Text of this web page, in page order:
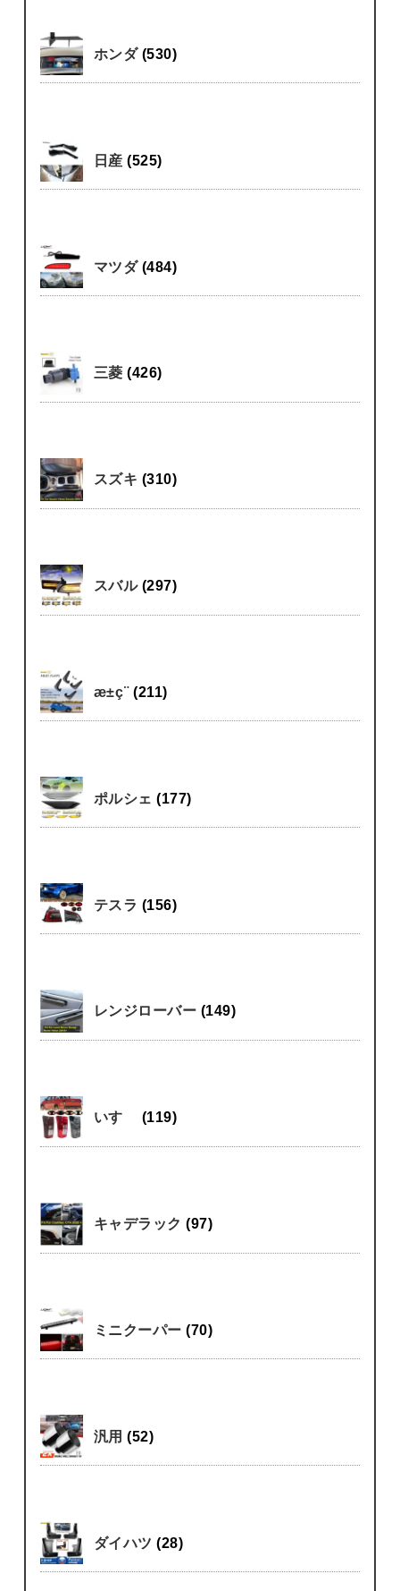
ホンダ (530)
日産(525)
マツダ (484)
三菱(426)
スズキ (310)
スバル (297)
æ±ç¨(211)
ポルシェ(177)
テスラ (156)
レンジローバー (149)
いすゞ (119)
キャデラック(97)
ミニクーパー(70)
汎用(52)
ダイハツ(28)